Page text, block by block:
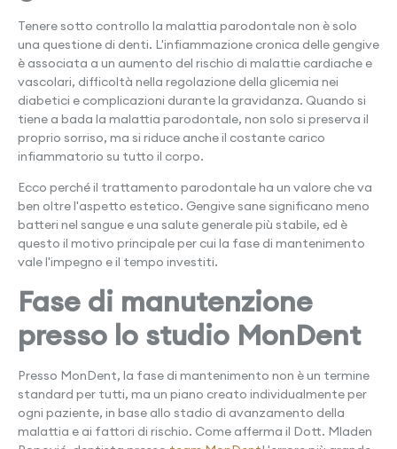
Tenere sotto controllo la malattia parodontale non è solo
una questione di denti. L'infiammazione cronica delle gengive
è associata a un aumento del rischio di malattie cardiache e
vascolari, difficoltà nella regolazione della glicemia nei
diabetici e complicazioni durante la gravidanza. Quando si
tiene a bada la malattia parodontale, non solo si preserva il
proprio sorriso, ma si riduce anche il costante carico
infiammatorio su tutto il corpo.
Ecco perché il trattamento parodontale ha un valore che va
ben oltre l'aspetto estetico. Gengive sane significano meno
batteri nel sangue e una salute generale più stabile, ed è
questo il motivo principale per cui la fase di mantenimento
vale l'impegno e il tempo investiti.
Fase di manutenzione
presso lo studio MonDent
Presso MonDent, la fase di mantenimento non è un termine
standard per tutti, ma un piano creato individualmente per
ogni paziente, in base allo stadio di avanzamento della
malattia e ai fattori di rischio. Come afferma il Dott. Mladen